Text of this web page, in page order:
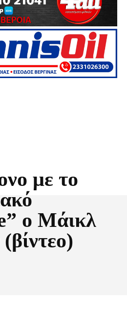
με το
ο Μάικλ